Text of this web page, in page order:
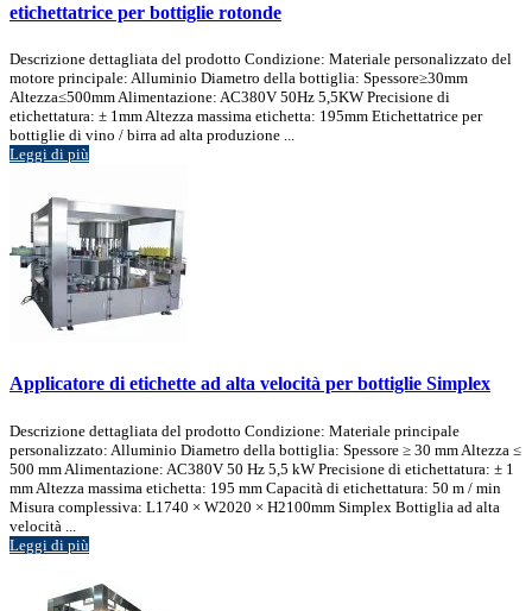
etichettatrice per bottiglie rotonde
Descrizione dettagliata del prodotto Condizione: Materiale personalizzato del
motore principale: Alluminio Diametro della bottiglia: Spessore≥30mm
Altezza≤500mm Alimentazione: AC380V 50Hz 5,5KW Precisione di
etichettatura: ± 1mm Altezza massima etichetta: 195mm Etichettatrice per
bottiglie di vino / birra ad alta produzione ...
Leggi di più
Applicatore di etichette ad alta velocità per bottiglie Simplex
Descrizione dettagliata del prodotto Condizione: Materiale principale
personalizzato: Alluminio Diametro della bottiglia: Spessore ≥ 30 mm Altezza ≤
500 mm Alimentazione: AC380V 50 Hz 5,5 kW Precisione di etichettatura: ± 1
mm Altezza massima etichetta: 195 mm Capacità di etichettatura: 50 m / min
Misura complessiva: L1740 × W2020 × H2100mm Simplex Bottiglia ad alta
velocità ...
Leggi di più